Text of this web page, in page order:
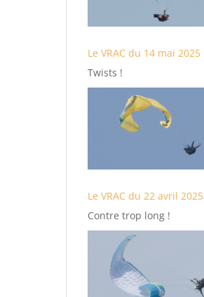
Le VRAC du 14 mai 2025
Twists !
Le VRAC du 22 avril 2025
Contre trop long !